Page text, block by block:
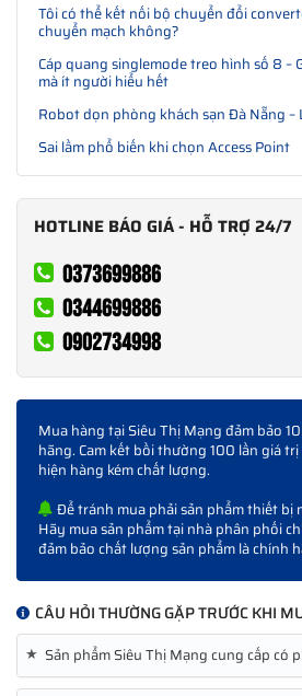
Tôi có thể kết nối bộ chuyển đổi
chuyển mạch không?
Cáp quang singlemode treo hình số 8 –
mà ít người hiểu hết
Robot dọn phòng khách sạn Đà Nẵng –
Sai lầm phổ biến khi chọn Access Point
HOTLINE BÁO GIÁ - HỖ TRỢ 24/7
0373699886
0344699886
0902734998
Mua hàng tại Siêu Thị Mạng đảm bảo
hãng. Cam kết bồi thường 100 lần giá
hiện hàng kém chất lượng.
Để tránh mua phải sản phẩm thiết bị
Hãy mua sản phẩm tại nhà phân phối
đảm bảo chất lượng sản phẩm là chính
CÂU HỎI THƯỜNG GẶP TRƯỚC KHI
★ Sản phẩm Siêu Thị Mạng cung cấp có